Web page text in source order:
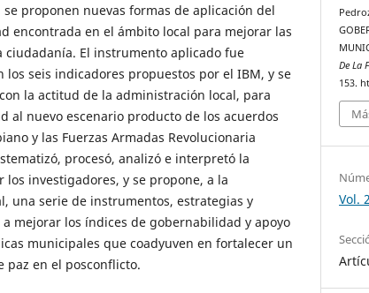
proponen nuevas formas de aplicación del
encontrada en el ámbito local para mejorar las
ciudadanía. El instrumento aplicado fue
los seis indicadores propuestos por el IBM, y se
la actitud de la administración local, para
al nuevo escenario producto de los acuerdos
y las Fuerzas Armadas Revolucionaria
procesó, analizó e interpretó la
investigadores, y se propone, a la
una serie de instrumentos, estrategias y
mejorar los índices de gobernabilidad y apoyo
municipales que coadyuven en fortalecer un
paz en el posconflicto.
De La
153.
Vol.